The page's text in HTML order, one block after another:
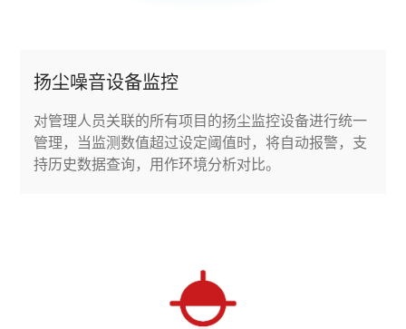
扬尘噪音设备监控
对管理人员关联的所有项目的扬尘监控设备进行统一
管理，当监测数值超过设定阈值时，将自动报警，支
持历史数据查询，用作环境分析对比。